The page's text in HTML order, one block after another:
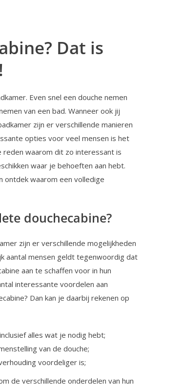
Dat is
Even snel een douche nemen
van een bad. Wanneer ook jij
zijn er verschillende manieren
opties voor veel mensen is het
reden waarom dit zo interessant is
waar je behoeften aan hebt.
ontdek waarom een volledige
douchecabine?
zijn er verschillende mogelijkheden
aantal mensen geldt tegenwoordig dat
aan te schaffen voor in hun
interessante voordelen aan
Dan kan je daarbij rekenen op
alles wat je nodig hebt;
van de douche;
voordeliger is;
de verschillende onderdelen van hun